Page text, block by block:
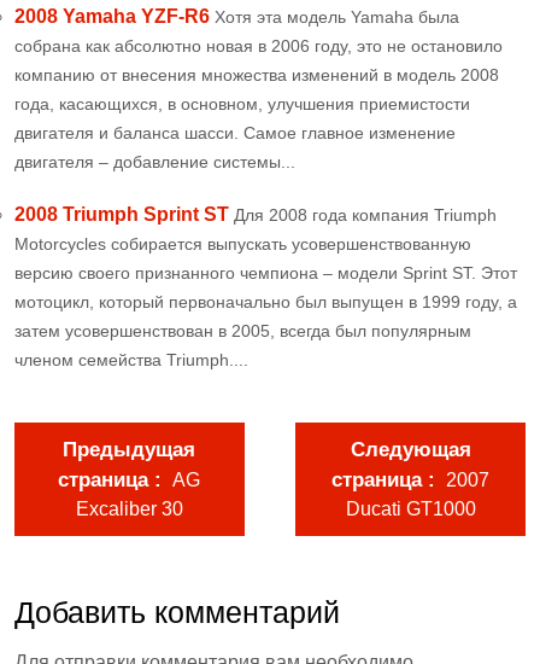
2008 Yamaha YZF-R6 Хотя эта модель Yamaha была
собрана как абсолютно новая в 2006 году, это не остановило
компанию от внесения множества изменений в модель 2008
года, касающихся, в основном, улучшения приемистости
двигателя и баланса шасси. Самое главное изменение
двигателя – добавление системы...
2008 Triumph Sprint ST Для 2008 года компания Triumph
Motorcycles собирается выпускать усовершенствованную
версию своего признанного чемпиона – модели Sprint ST. Этот
мотоцикл, который первоначально был выпущен в 1999 году, а
затем усовершенствован в 2005, всегда был популярным
членом семейства Triumph....
Предыдущая
страница
AG
Excaliber 30
Следующая
страница
2007
Ducati GT1000
Добавить комментарий